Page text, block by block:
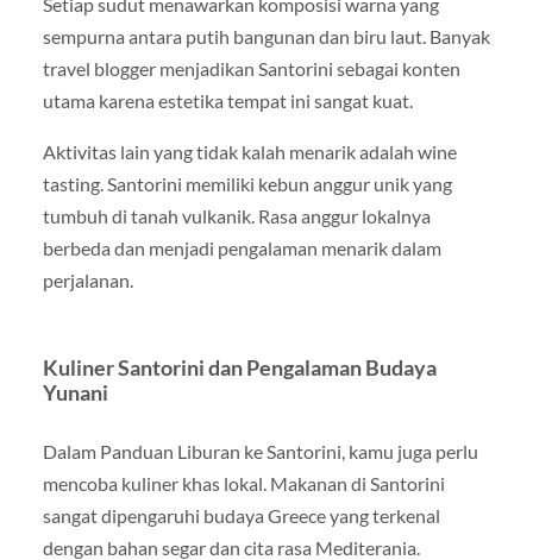
sempurna antara putih bangunan dan biru laut. Banyak
travel blogger menjadikan Santorini sebagai konten
utama karena estetika tempat ini sangat kuat.
Aktivitas lain yang tidak kalah menarik adalah wine
tasting. Santorini memiliki kebun anggur unik yang
tumbuh di tanah vulkanik. Rasa anggur lokalnya
berbeda dan menjadi pengalaman menarik dalam
perjalanan.
Kuliner Santorini dan Pengalaman Budaya
Yunani
Dalam Panduan Liburan ke Santorini, kamu juga perlu
mencoba kuliner khas lokal. Makanan di Santorini
sangat dipengaruhi budaya Greeceyang terkenal
dengan bahan segar dan cita rasa Mediterania.